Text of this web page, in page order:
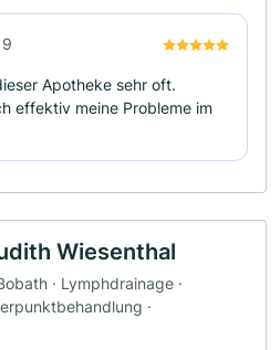
Apotheke sehr oft.
effektiv meine Probleme im
Wiesenthal
· Lymphdrainage ·
·